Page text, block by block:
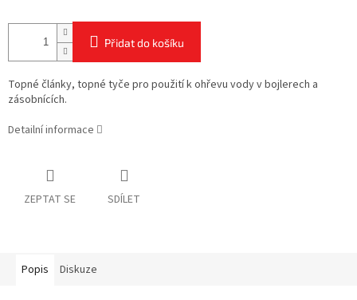
Přidat do košíku
Topné články, topné tyče pro použití k ohřevu vody v bojlerech a
zásobnících.
Detailní informace
ZEPTAT SE SDÍLET
Popis Diskuze